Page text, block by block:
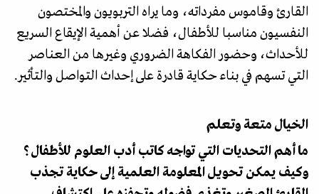
القارئ وقاموس مفرداته، وما يراه التربويون والمختصون
النفسيون مناسبا للأطفال، فضلا عن أهمية الإيقاع السريع
للأحداث، وحضور الفكاهة الضروري وغيرها من العناصر
التي تسهم في بناء حكاية قادرة على إحداث التواصل والتأثير.
الخيال متعة وتعلم
ما أهم التحديات التي تواجه كاتب أدب العلوم للأطفال؟
وكيف يمكن تحويل المعلومة العلمية إلى حكاية تجذب